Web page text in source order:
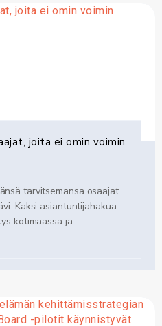
joita ei omin voimin
tarvitsemansa osaajat
Kaksi asiantuntijahakua
kotimaassa ja